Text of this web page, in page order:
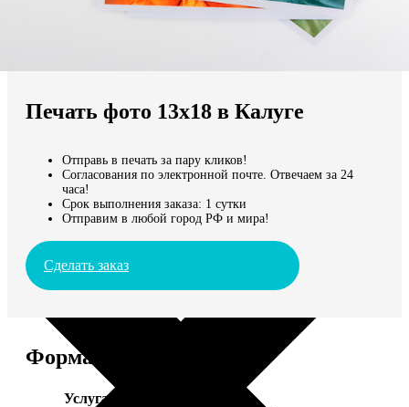
Мы доставляем по всему миру
Продолжить без города
Печать фото 13х18 в Калуге
Отправь в печать за пару кликов!
Согласования по электронной почте. Отвечаем за 24
часа!
Срок выполнения заказа: 1 сутки
Отправим в любой город РФ и мира!
Сделать заказ
Форматы и цены
Услуга